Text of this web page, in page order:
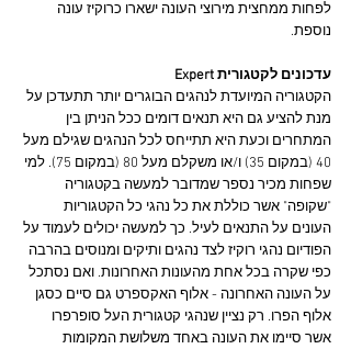
לפחות ממחצית מירוצי העונה ישארו כרוקיז עונה
נוספת.
עדכונים לקטגורית Expert
הקטגוריה המיועדת לנהגים הבוגרים יותר תתעדכן על
מנת להציע גם היא תנאים דומים ככל הניתן בין
המתחרים וכעת היא תתייחס לכל הנהגים שגילם מעל
40 (במקום 35) ו/או משקלם מעל 80 (במקום 75). למי
שפחות מכיר נספר שמדובר למעשה בקטגוריה
"שקופה" אשר כוללת את כל נהגי כל הקטגוריות
העונים על התנאים לעיל. כך למעשה יכולים לעמוד על
הפודיום נהגי רוקיז לצד נהגים ותיקים ומנוסים בהרבה
כפי שקרה בכל אחת מהעונות האחרונות. ואם נסתכל
על העונה האחרונה - אלוף האקספרט גם סיים כסגן
אלוף הפרו. רק נציין שנהגי קטגורית העל סופרפרו
אשר סיימו את העונה באחד משלושת המקומות